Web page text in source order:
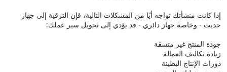
إذا كانت منشأتك تواجه أيًا من المشكلات التالية، فإن الترقية إلى جهاز
حديث - وخاصة جهاز دائري - قد يؤدي إلى تحويل سير عملك:
جودة المنتج غير متسقة
زيادة تكاليف العمالة
دورات الإنتاج البطيئة